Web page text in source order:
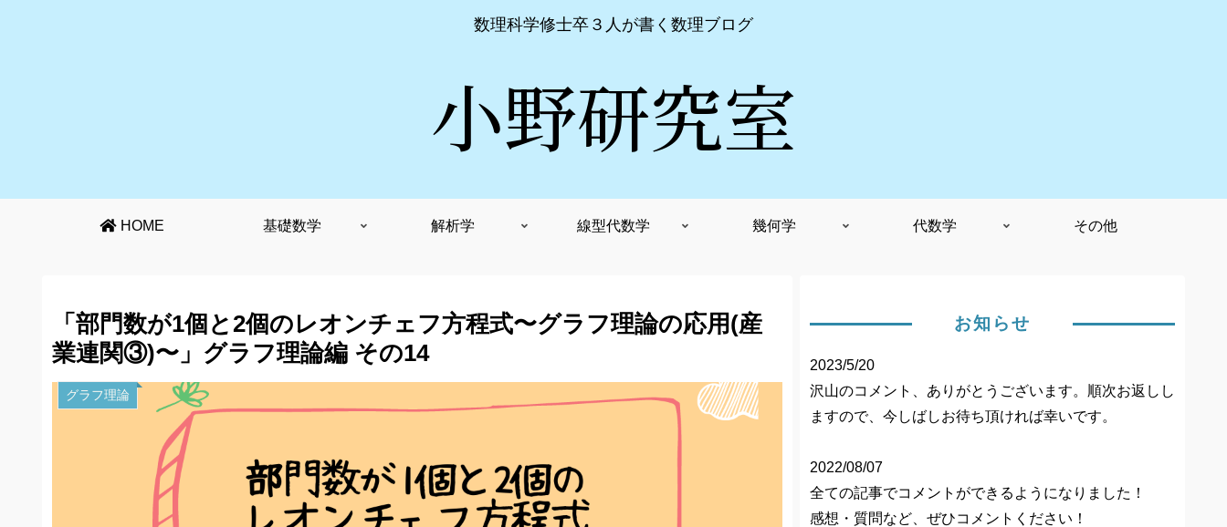
数理科学修士卒３人が書く数理ブログ
小野研究室
HOME 基礎数学 解析学 線型代数学 幾何学 代数学 その他
「部門数が1個と2個のレオンチェフ方程式〜グラフ理論の応用(産
業連関③)〜」グラフ理論編 その14
グラフ理論
お知らせ
2023/5/20
沢山のコメント、ありがとうございます。順次お返しし
ますので、今しばしお待ち頂ければ幸いです。
2022/08/07
全ての記事でコメントができるようになりました！
感想・質問など、ぜひコメントください！